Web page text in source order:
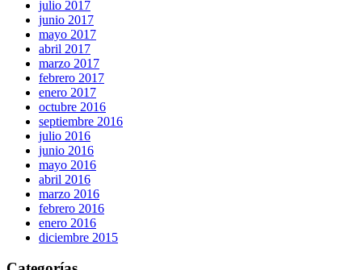
julio 2017
junio 2017
mayo 2017
abril 2017
marzo 2017
febrero 2017
enero 2017
octubre 2016
septiembre 2016
julio 2016
junio 2016
mayo 2016
abril 2016
marzo 2016
febrero 2016
enero 2016
diciembre 2015